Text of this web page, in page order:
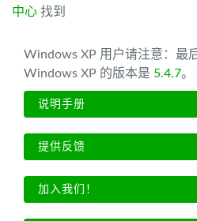
中心 找到
Windows XP 用户请注意：最
Windows XP 的版本是 5.4.7。
说明手册
提供反馈
加入我们！